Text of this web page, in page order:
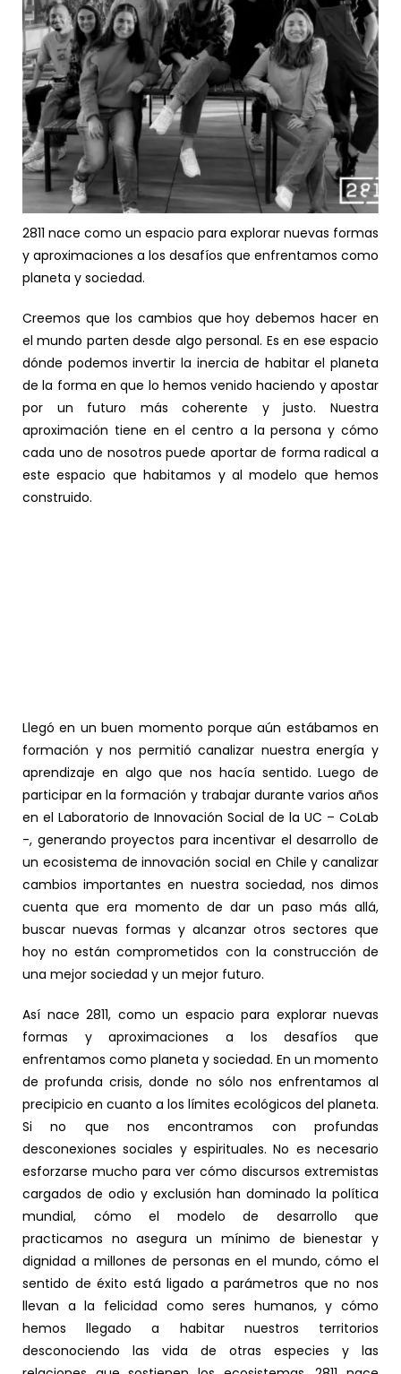
2811 nace como un espacio para explorar nuevas formas
y aproximaciones a los desafíos que enfrentamos como
planeta y sociedad.
Creemos que los cambios que hoy debemos hacer en
el mundo parten desde algo personal. Es en ese espacio
dónde podemos invertir la inercia de habitar el planeta
de la forma en que lo hemos venido haciendo y apostar
por un futuro más coherente y justo. Nuestra
aproximación tiene en el centro a la persona y cómo
cada uno de nosotros puede aportar de forma radical a
este espacio que habitamos y al modelo que hemos
construido.
Llegó en un buen momento porque aún estábamos en
formación y nos permitió canalizar nuestra energía y
aprendizaje en algo que nos hacía sentido. Luego de
participar en la formación y trabajar durante varios años
en el Laboratorio de Innovación Social de la UC – CoLab
-, generando proyectos para incentivar el desarrollo de
un ecosistema de innovación social en Chile y canalizar
cambios importantes en nuestra sociedad, nos dimos
cuenta que era momento de dar un paso más allá,
buscar nuevas formas y alcanzar otros sectores que
hoy no están comprometidos con la construcción de
una mejor sociedad y un mejor futuro.
Así nace 2811, como un espacio para explorar nuevas
formas y aproximaciones a los desafíos que
enfrentamos como planeta y sociedad. En un momento
de profunda crisis, donde no sólo nos enfrentamos al
precipicio en cuanto a los límites ecológicos del planeta.
Si no que nos encontramos con profundas
desconexiones sociales y espirituales. No es necesario
esforzarse mucho para ver cómo discursos extremistas
cargados de odio y exclusión han dominado la política
mundial, cómo el modelo de desarrollo que
practicamos no asegura un mínimo de bienestar y
dignidad a millones de personas en el mundo, cómo el
sentido de éxito está ligado a parámetros que no nos
llevan a la felicidad como seres humanos, y cómo
hemos llegado a habitar nuestros territorios
desconociendo las vida de otras especies y las